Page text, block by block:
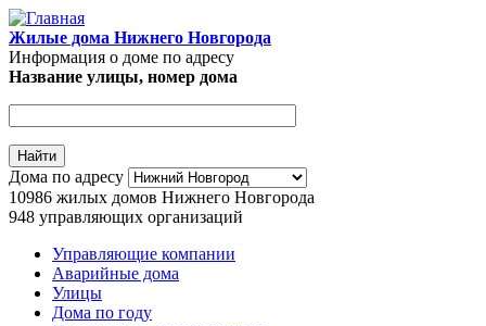
Перейти к основному содержанию
Жилые дома Нижнего Новгорода
Информация о доме по адресу
Адрес дома
Название улицы, номер дома
Дома по адресу
10986 жилых домов Нижнего Новгорода
948 управляющих организаций
Главное меню
Управляющие компании
Аварийные дома
Улицы
Дома по году